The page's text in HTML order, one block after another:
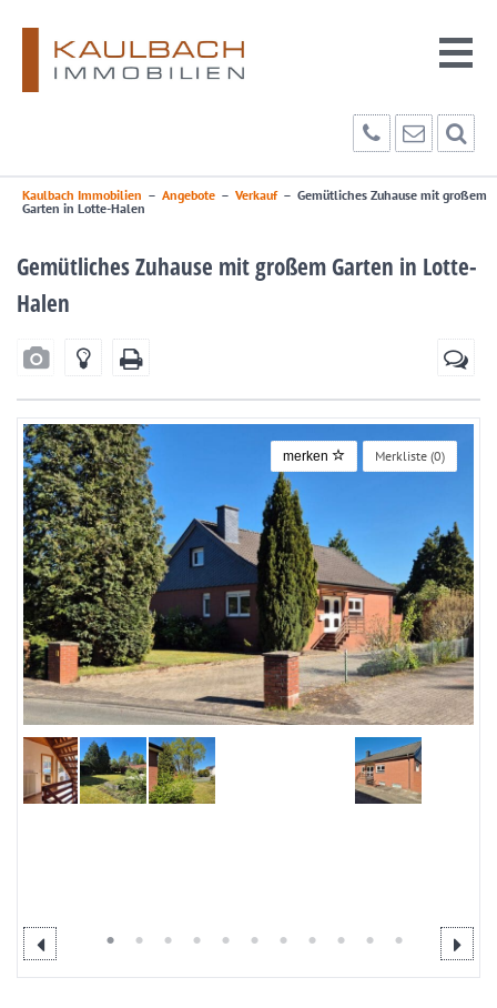
Kaulbach Immobilien – Angebote – Verkauf– Gemütliches Zuhause mit großem
Garten in Lotte-Halen
Gemütliches Zuhause mit großem Garten in Lotte-
Halen
Merkliste (0)
merken